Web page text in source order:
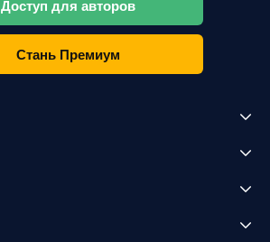
Доступ для авторов
Стань Премиум